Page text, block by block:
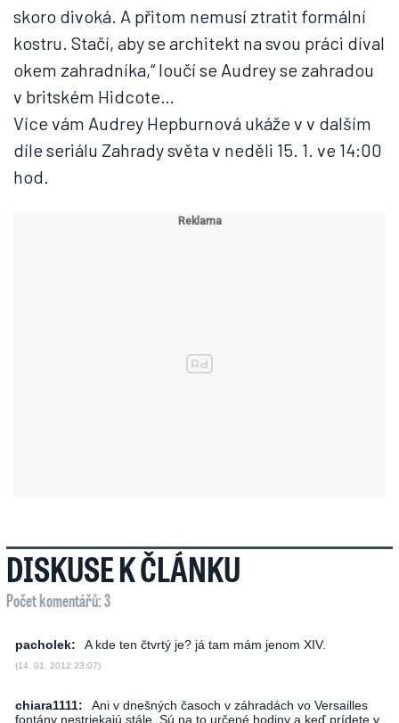
skoro divoká. A přitom nemusí ztratit formální
kostru. Stačí, aby se architekt na svou práci díval
okem zahradníka,“ loučí se Audrey se zahradou
v britském Hidcote…
Více vám Audrey Hepburnová ukáže v v dalším
díle seriálu Zahrady světa v neděli 15. 1. ve 14:00
hod.
DISKUSE K ČLÁNKU
Počet komentářů: 3
pacholek: A kde ten čtvrtý je? já tam mám jenom XIV.
(14. 01. 2012 23:07)
chiara1111:
Ani v dnešných časoch v záhradách vo Versailles
fontány nestriekajú stále. Sú na to určené hodiny a keď prídete v